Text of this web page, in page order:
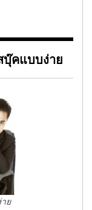
คแบบง่าย
ย